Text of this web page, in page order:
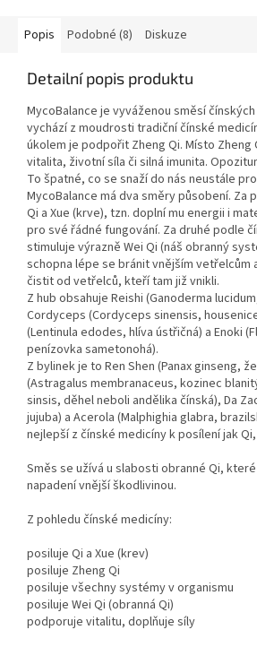
Popis Podobné (8) Diskuze
Detailní popis produktu
MycoBalance je vyváženou směsí
vychází z moudrosti tradiční čínské
úkolem je podpořit Zheng Qi. Místo Zheng
vitalita, životní síla či silná imunita.
To špatné, co se snaží do nás neustále
MycoBalance má dva směry působení. Za
Qi a Xue (krve), tzn. doplní mu energii i
pro své řádné fungování. Za druhé podle
stimuluje výrazně Wei Qi (náš obranný
schopna lépe se bránit vnějším vetřelcům
čistit od vetřelců, kteří tam již vnikli.
Z hub obsahuje Reishi (Ganoderma
Cordyceps (Cordyceps sinensis,
(Lentinula edodes, hlíva ústřičná) a Enoki
penízovka sametonohá).
Z bylinek je to Ren Shen (Panax ginseng,
(Astragalus membranaceus, kozinec
sinsis, děhel neboli andělika čínská), Da
jujuba) a Acerola (Malphighia glabra,
nejlepší z čínské medicíny k posílení jak
Směs se užívá u slabosti obranné Qi,
napadení vnější škodlivinou.
Z pohledu čínské medicíny:
posiluje Qi a Xue (krev)
posiluje Zheng Qi
posiluje všechny systémy v organismu
posiluje Wei Qi (obranná Qi)
podporuje vitalitu, doplňuje síly